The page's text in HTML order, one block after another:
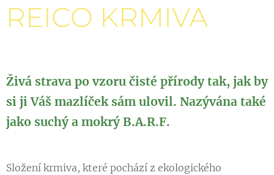
REICO KRMIVA
Živá strava po vzoru čisté přírody tak, jak by
si ji Váš mazlíček sám ulovil. Nazývána také
jako suchý a mokrý B.A.R.F.
Složení krmiva, které pochází z ekologického